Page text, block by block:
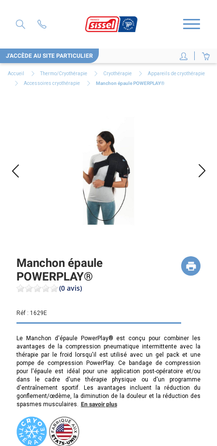
J'ACCÈDE AU SITE PARTICULIER
Accueil Thermo/Cryothérapie Cryothérapie
Appareils de cryothérapie
Accessoires cryothérapie
Manchon épaule POWERPLAY®
Manchon épaule
POWERPLAY®
(0 avis)
Réf : 1629E
Le Manchon d'épaule PowerPlay® est conçu pour combiner les
avantages de la compression pneumatique intermittente avec la
thérapie par le froid lorsqu'il est utilisé avec un gel pack et une
pompe de compression PowerPlay. Ce bandage de compression
pour l'épaule est idéal pour une application post-opératoire et/ou
dans le cadre d'une thérapie physique ou d'un programme
d'entraînement sportif. Les avantages incluent la réduction du
gonflement/œdème, la diminution de la douleur et la réduction des
spasmes musculaires. En savoir plus